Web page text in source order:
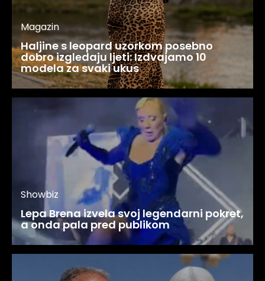
Magazin
Haljine s leopard uzorkom posebno
dobro izgledaju ljeti: Izdvajamo 10
modela za svaki ukus
Showbiz
Lepa Brena izvela svoj legendarni pokret,
a onda pala pred publikom